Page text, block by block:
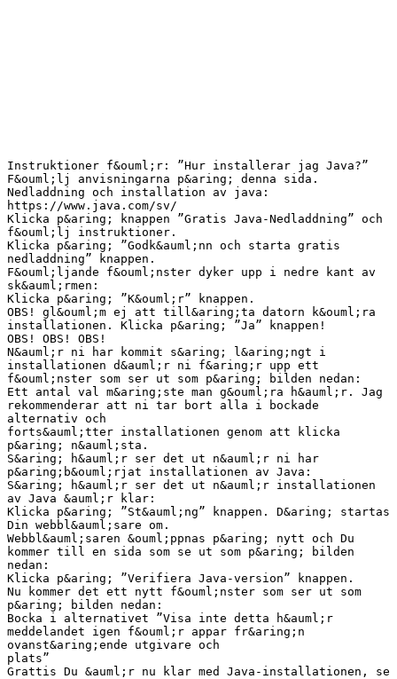
Instruktioner f&ouml;r: ”Hur installerar jag Java?”
F&ouml;lj anvisningarna p&aring; denna sida.
Nedladdning och installation av java:
https://www.java.com/sv/
Klicka p&aring; knappen ”Gratis Java-Nedladdning” och
f&ouml;lj instruktioner.
Klicka p&aring; ”Godk&auml;nn och starta gratis
nedladdning” knappen.
F&ouml;ljande f&ouml;nster dyker upp i nedre kant av
sk&auml;rmen:
Klicka p&aring; ”K&ouml;r” knappen.
OBS! gl&ouml;m ej att till&aring;ta datorn k&ouml;ra
installationen. Klicka p&aring; ”Ja” knappen!
OBS! OBS! OBS!
N&auml;r ni har kommit s&aring; l&aring;ngt i
installationen d&auml;r ni f&aring;r upp ett
f&ouml;nster som ser ut som p&aring; bilden nedan:
Ett antal val m&aring;ste man g&ouml;ra h&auml;r. Jag
rekommenderar att ni tar bort alla i bockade
alternativ och
forts&auml;tter installationen genom att klicka
p&aring; n&auml;sta.
S&aring; h&auml;r ser det ut n&auml;r ni har
p&aring;b&ouml;rjat installationen av Java:
S&aring; h&auml;r ser det ut n&auml;r installationen
av Java &auml;r klar:
Klicka p&aring; ”St&auml;ng” knappen. D&aring; startas
Din webbl&auml;sare om.
Webbl&auml;saren &ouml;ppnas p&aring; nytt och Du
kommer till en sida som se ut som p&aring; bilden
nedan:
Klicka p&aring; ”Verifiera Java-version” knappen.
Nu kommer det ett nytt f&ouml;nster som ser ut som
p&aring; bilden nedan:
Bocka i alternativet ”Visa inte detta h&auml;r
meddelandet igen f&ouml;r appar fr&aring;n
ovanst&aring;ende utgivare och
plats”
Grattis Du &auml;r nu klar med Java-installationen, se